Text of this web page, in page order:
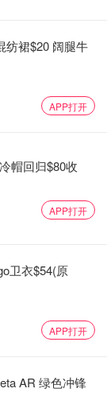
纺裙$20 阔腿牛
APP打开
帽回归$80收
APP打开
卫衣$54(原
APP打开
AR 绿色冲锋